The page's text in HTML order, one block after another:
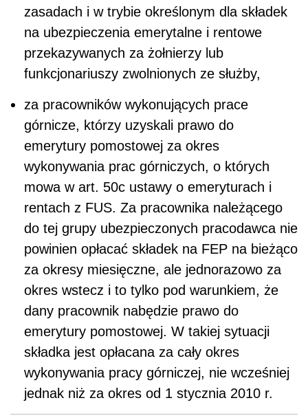
zasadach i w trybie określonym dla składek
na ubezpieczenia emerytalne i rentowe
przekazywanych za żołnierzy lub
funkcjonariuszy zwolnionych ze służby,
za pracowników wykonujących prace
górnicze, którzy uzyskali prawo do
emerytury pomostowej za okres
wykonywania prac górniczych, o których
mowa w art. 50c ustawy o emeryturach i
rentach z FUS. Za pracownika należącego
do tej grupy ubezpieczonych pracodawca nie
powinien opłacać składek na FEP na bieżąco
za okresy miesięczne, ale jednorazowo za
okres wstecz i to tylko pod warunkiem, że
dany pracownik nabędzie prawo do
emerytury pomostowej. W takiej sytuacji
składka jest opłacana za cały okres
wykonywania pracy górniczej, nie wcześniej
jednak niż za okres od 1 stycznia 2010 r.